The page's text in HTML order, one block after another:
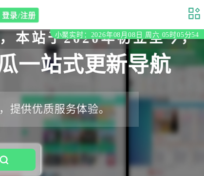
登录/注册
小聚实时：2026年08月08日 周六 05时05分56
年初立至今，一直收
一站式更新导航
提供优质服务体验。